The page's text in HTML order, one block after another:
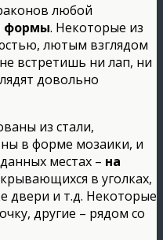
любой
формы. Некоторые из
лютым взглядом
встретишь ни лап, ни
довольно
из стали,
в форме мозаики, и
местах – на
в уголках,
двери и т.д. Некоторые
другие – рядом со